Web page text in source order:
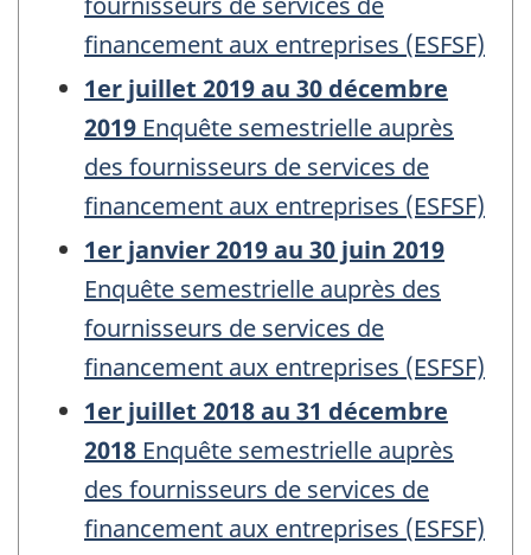
financement aux entreprises (ESFSF)
1er juillet 2019 au 30 décembre
2019 Enquête semestrielle auprès
des fournisseurs de services de
financement aux entreprises (ESFSF)
1er janvier 2019 au 30 juin 2019
Enquête semestrielle auprès des
fournisseurs de services de
financement aux entreprises (ESFSF)
1er juillet 2018 au 31 décembre
2018 Enquête semestrielle auprès
des fournisseurs de services de
financement aux entreprises (ESFSF)